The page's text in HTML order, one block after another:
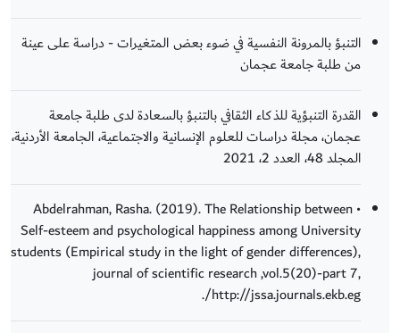
التنبؤ بالمرونة النفسية في ضوء بعض المتغيرات - دراسة على عينة
من طلبة جامعة عجمان
القدرة التنبؤية للذكاء الثقافي بالتنبؤ بالسعادة لدى طلبة جامعة
عجمان، مجلة دراسات للعلوم الإنسانية والاجتماعية، الجامعة الأردنية،
المجلد 48، العدد 2، 2021
• Abdelrahman, Rasha. (2019). The Relationship between
Self-esteem and psychological happiness among University
students (Empirical study in the light of gender differences),
journal of scientific research ,vol.5(20)-part 7,
http://jssa.journals.ekb.eg/.